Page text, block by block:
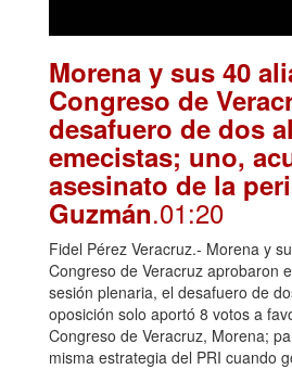
Morena y sus 40
Congreso de
desafuero de dos
emecistas; uno,
asesinato de la
Guzmán.01:20
Fidel Pérez Veracruz.- Morena y
Congreso de Veracruz aprobaron
sesión plenaria, el desafuero de
oposición solo aportó 8 votos a
Congreso de Veracruz, Morena;
misma estrategia del PRI cuando